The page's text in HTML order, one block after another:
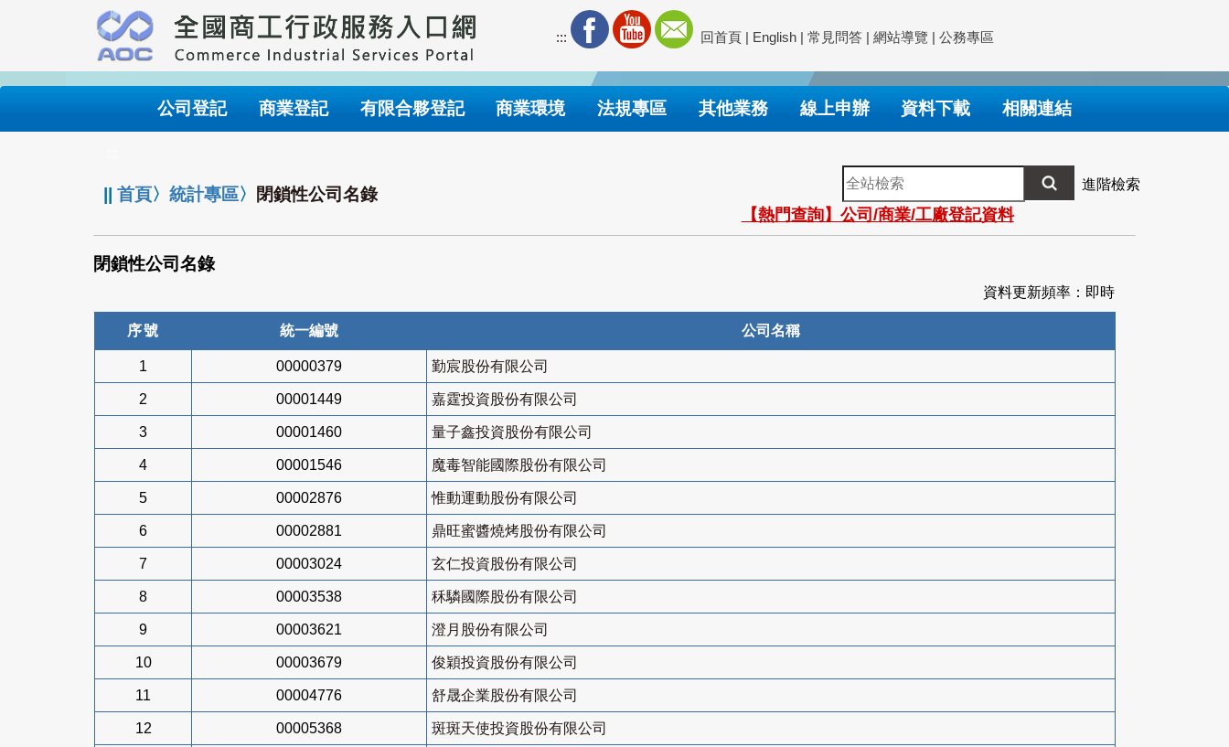
要
內
::: 回首頁 | English | 常見問答 | 網站導覽 | 公務專區
公司登記 商業登記 有限合夥登記 商業環境 法規專區 其他業務 線上申辦 資料下載 相關連結
||首頁〉統計專區〉 閉鎖性公司名錄
全
站
檢
索
進階檢索
【熱門查詢】公司/商業/工廠登記資料
閉鎖性公司名錄
資料更新頻率：即時
序號 統一編號 公司名稱
1 00000379 勤宸股份有限公司
2 00001449 嘉霆投資股份有限公司
3 00001460 量子鑫投資股份有限公司
4 00001546 魔毒智能國際股份有限公司
5 00002876 惟動運動股份有限公司
6 00002881 鼎旺蜜醬燒烤股份有限公司
7 00003024 玄仁投資股份有限公司
8 00003538 秝驎國際股份有限公司
9 00003621 澄月股份有限公司
10 00003679 俊穎投資股份有限公司
11 00004776 舒晟企業股份有限公司
12 00005368 斑斑天使投資股份有限公司